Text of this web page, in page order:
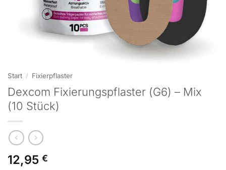
Start / Fixierpflaster
Dexcom Fixierungspflaster (G6) – Mix
(10 Stück)
12,95 €